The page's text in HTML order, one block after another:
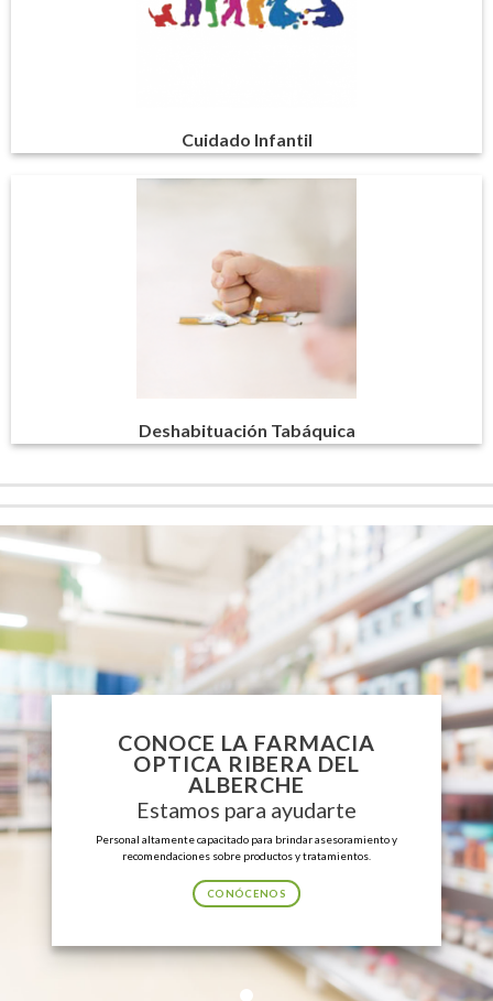
Cuidado Infantil
Deshabituación Tabáquica
CONOCE LA FARMACIA
OPTICA RIBERA DEL
ALBERCHE
Estamos para ayudarte
Personal altamente capacitado para brindar asesoramiento y
recomendaciones sobre productos y tratamientos.
CONÓCENOS